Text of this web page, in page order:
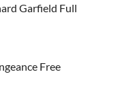
Garfield Full
Free